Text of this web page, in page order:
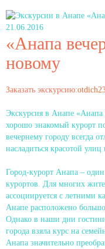
21.06.2016
«Анапа
новому
Заказать экскурсию:
Экскурсия в Анапе «Анапа
хорошо знакомый курорт
вечернему городу всегда
насладиться красотой
Город-курорт Анапа –
курортов. Для многих
ассоциируется с летними
Анапе расположено
Однако в наши дни
города взяла курс на
Анапа значительно